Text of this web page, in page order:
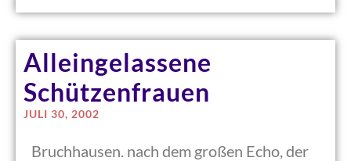
Alleingelassene
Schützenfrauen
JULI 30, 2002
Bruchhausen. nach dem großen Echo, der